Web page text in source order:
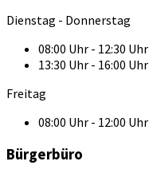
Dienstag - Donnerstag
08:00 Uhr - 12:30 Uhr
13:30 Uhr - 16:00 Uhr
Freitag
08:00 Uhr - 12:00 Uhr
Bürgerbüro